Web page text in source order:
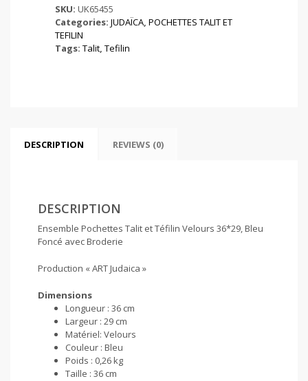
Téfilin
Velours
36*29,
Bleu
SKU: UK65455
Categories: JUDAÏCA, POCHETTES TALIT ET
TEFILIN
Tags: Talit, Tefilin
DESCRIPTION REVIEWS (0)
DESCRIPTION
Ensemble Pochettes Talit et Téfilin Velours 36*29, Bleu
Foncé avec Broderie
Production « ART Judaica »
Dimensions
Longueur : 36 cm
Largeur : 29 cm
Matériel: Velours
Couleur : Bleu
Poids : 0,26 kg
Taille : 36 cm